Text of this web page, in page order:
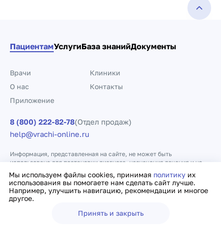
Мы используем файлы cookies, принимая политику их
использования вы помогаете нам сделать сайт лучше.
Например, улучшить навигацию, рекомендации и многое
другое.
Принять и закрыть
ПациентамУслугиБаза знанийДокументы
Врачи
Клиники
О нас
Контакты
Приложение
8 (800) 222-82-78(Отдел продаж)
help@vrachi-online.ru
Информация, представленная на сайте, не может быть
использована для постановки диагноза, назначения лечения и не
заменяет прием врача.
Политика конфиденциальности Договор оферты